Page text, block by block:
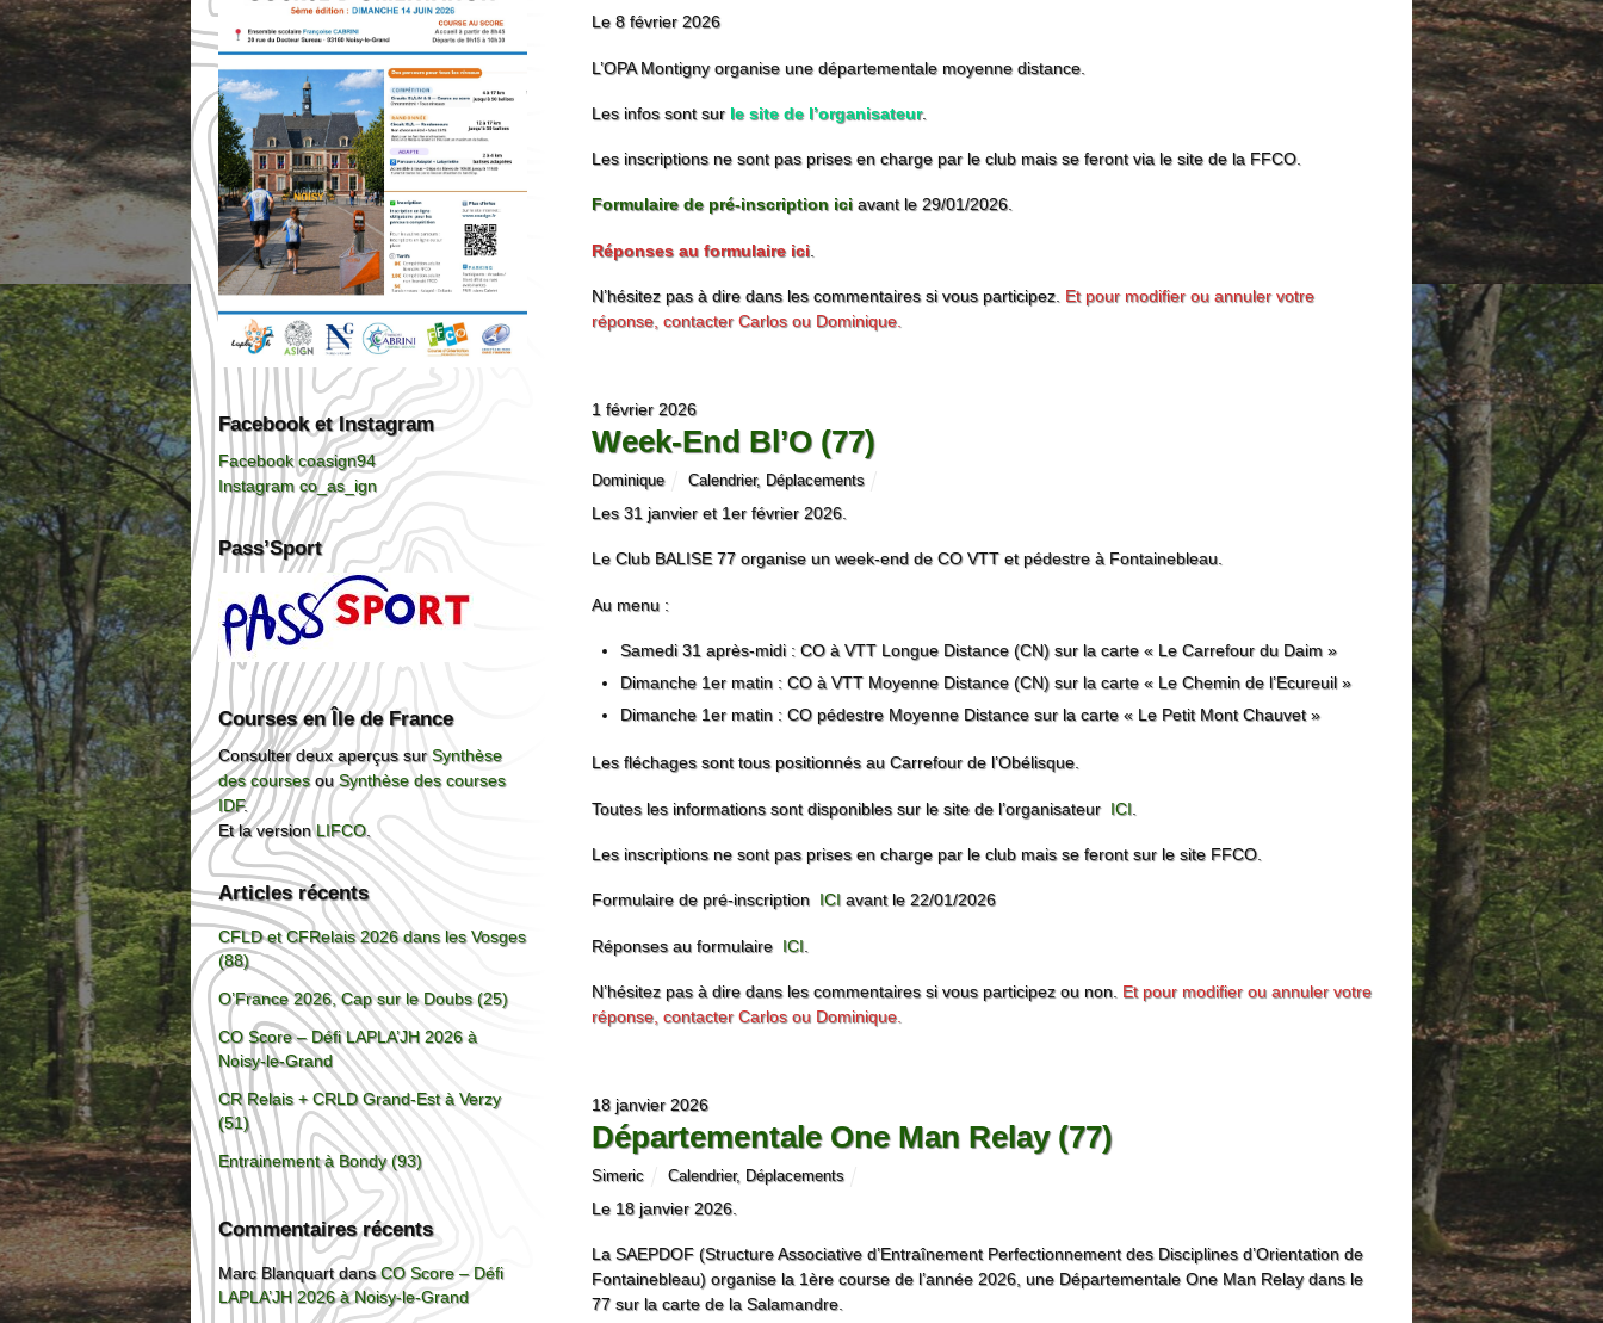
Le 8 février 2026
L’OPA Montigny organise une départementale moyenne distance.
Les infos sont sur le site de l’organisateur.
Les inscriptions ne sont pas prises en charge par le club mais se feront via le site de la FFCO.
Formulaire de pré-inscription iciavant le 29/01/2026.
Réponses au formulaire ici.
N’hésitez pas à dire dans les commentaires si vous participez. Et pour modifier ou annuler votre
réponse, contacter Carlos ou Dominique.
1 février 2026
Week-End Bl’O (77)
Dominique Calendrier, Déplacements
Les 31 janvier et 1er février 2026.
Le Club BALISE 77 organise un week-end de CO VTT et pédestre à Fontainebleau.
Au menu :
Samedi 31 après-midi : CO à VTT Longue Distance (CN) sur la carte « Le Carrefour du Daim »
Dimanche 1er matin : CO à VTT Moyenne Distance (CN) sur la carte « Le Chemin de l’Ecureuil »
Dimanche 1er matin : CO pédestre Moyenne Distance sur la carte « Le Petit Mont Chauvet »
Les fléchages sont tous positionnés au Carrefour de l’Obélisque.
Toutes les informations sont disponibles sur le site de l’organisateur ICI.
Les inscriptions ne sont pas prises en charge par le club mais se feront sur le site FFCO.
Formulaire de pré-inscription ICIavant le 22/01/2026
Réponses au formulaire ICI.
N’hésitez pas à dire dans les commentaires si vous participez ou non. Et pour modifier ou annuler votre
réponse, contacter Carlos ou Dominique.
18 janvier 2026
Départementale One Man Relay (77)
Simeric Calendrier, Déplacements
Le 18 janvier 2026.
La SAEPDOF (Structure Associative d’Entraînement Perfectionnement des Disciplines d’Orientation de
Fontainebleau) organise la 1ère course de l’année 2026, une Départementale One Man Relay dans le
77 sur la carte de la Salamandre.
Facebook et Instagram
Facebook coasign94
Instagram co_as_ign
Pass’Sport
Courses en Île de France
Consulter deux aperçus surSynthèse
des coursesouSynthèse des courses
IDF.
Et la versionLIFCO.
Articles récents
CFLD et CFRelais 2026 dans les Vosges
(88)
O’France 2026, Cap sur le Doubs (25)
CO Score – Défi LAPLA’JH 2026 à
Noisy-le-Grand
CR Relais + CRLD Grand-Est à Verzy
(51)
Entrainement à Bondy (93)
Commentaires récents
Marc BlanquartdansCO Score – Défi
LAPLA’JH 2026 à Noisy-le-Grand